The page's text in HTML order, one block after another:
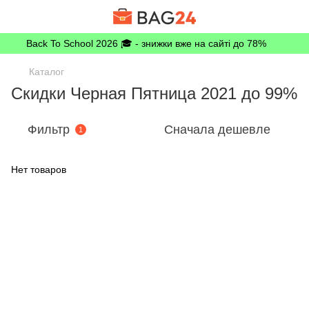
Back To School 2026 🎓 - знижки вже на сайті до 78%
Каталог
Скидки Черная Пятница 2021 до 99%
Фильтр 1 Сначала дешевле
Нет товаров